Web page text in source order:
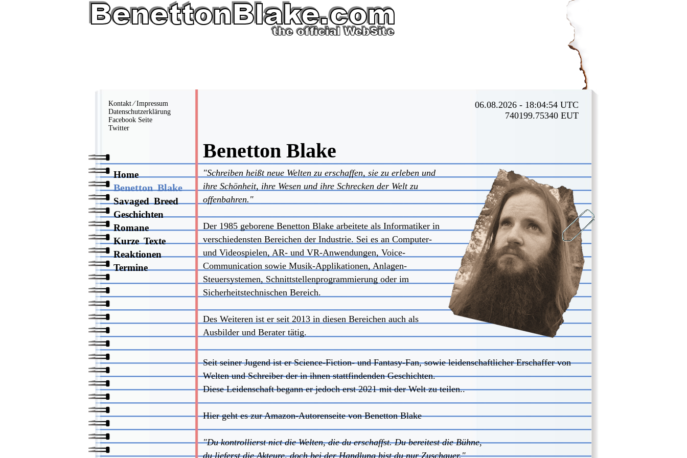
Kontakt⁄Impressum
Datenschutzerklärung
Facebook Seite
Twitter
Benetton Blake
06.08.2026 - 18:04:54 UTC
740199.75340 EUT
Home
Benetton Blake
Savaged Breed
Geschichten
Romane
Kurze Texte
Reaktionen
Termine
"Schreiben heißt neue Welten zu erschaffen, sie zu erleben und
ihre Schönheit, ihre Wesen und ihre Schrecken der Welt zu
offenbahren."
Der 1985 geborene Benetton Blake arbeitete als Informatiker in
verschiedensten Bereichen der Industrie. Sei es an Computer-
und Videospielen, AR- und VR-Anwendungen, Voice-
Communication sowie Musik-Applikationen, Anlagen-
Steuersystemen, Schnittstellenprogrammierung oder im
Sicherheitstechnischen Bereich.
Des Weiteren ist er seit 2013 in diesen Bereichen auch als
Ausbilder und Berater tätig.
Seit seiner Jugend ist er Science-Fiction- und Fantasy-Fan, sowie leidenschaftlicher Erschaffer von
Welten und Schreiber der in ihnen stattfindenden Geschichten.
Diese Leidenschaft begann er jedoch erst 2021 mit der Welt zu teilen..
Hier geht es zur Amazon-Autorenseite vonBenetton Blake
"Du kontrollierst nict die Welten, die du erschaffst. Du bereitest die Bühne,
du lieferst die Akteure, doch bei der Handlung bist du nur Zuschauer."